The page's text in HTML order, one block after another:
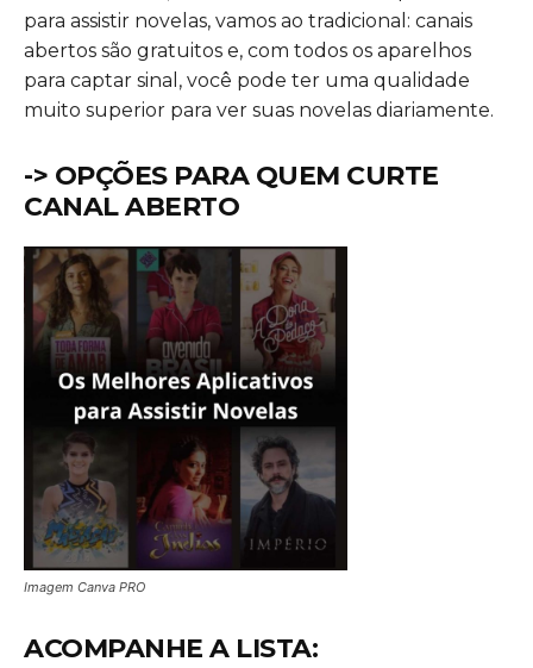
para assistir novelas, vamos ao tradicional: canais
abertos são gratuitos e, com todos os aparelhos
para captar sinal, você pode ter uma qualidade
muito superior para ver suas novelas diariamente.
-> OPÇÕES PARA QUEM CURTE
CANAL ABERTO
Imagem Canva PRO
ACOMPANHE A LISTA: